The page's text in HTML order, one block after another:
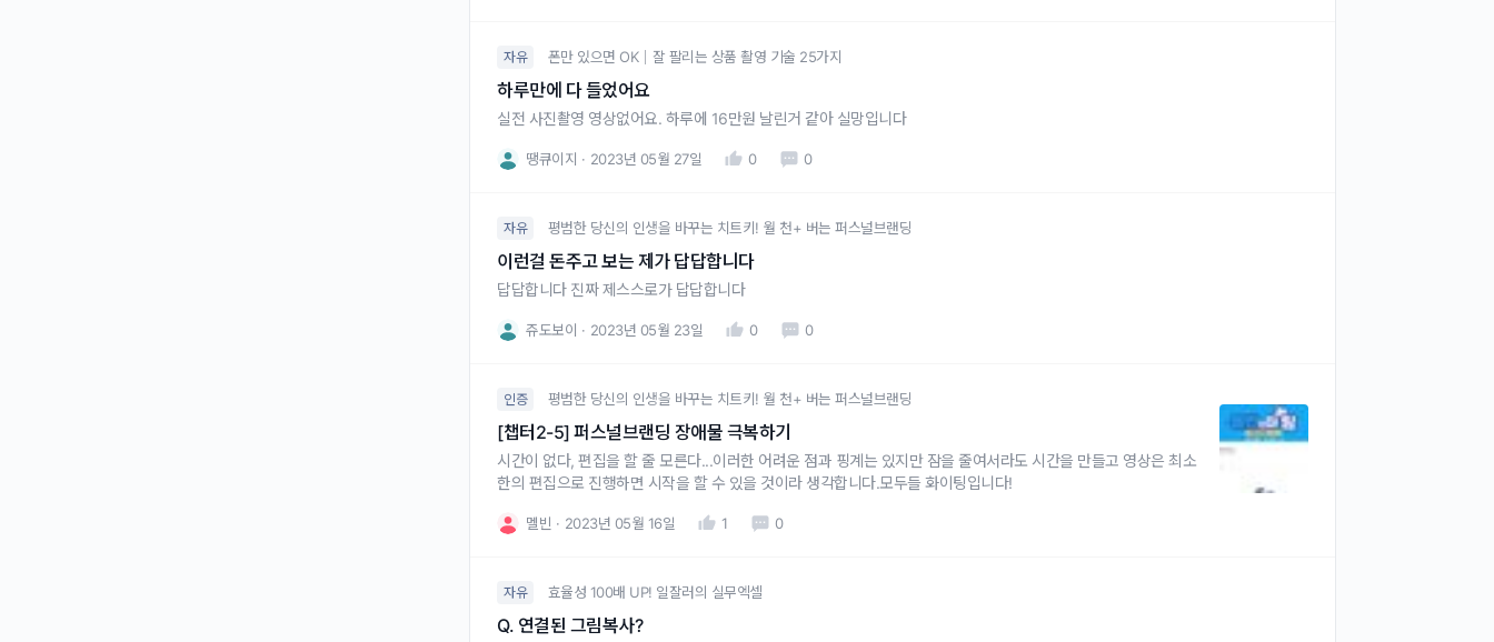
자유 폰만 있으면 OK｜잘 팔리는 상품 촬영 기술 25가지
하루만에 다 들었어요
실전 사진촬영 영상없어요. 하루에 16만원 날린거 같아 실망입니다
땡큐이지 2023년 05월 27일 0 0
자유 평범한 당신의 인생을 바꾸는 치트키! 월 천+ 버는 퍼스널브랜딩
이런걸 돈주고 보는 제가 답답합니다
답답합니다 진짜 제스스로가 답답합니다
쥬도보이 2023년 05월 23일 0 0
인증 평범한 당신의 인생을 바꾸는 치트키! 월 천+ 버는 퍼스널브랜딩
[챕터2-5] 퍼스널브랜딩 장애물 극복하기
시간이 없다, 편집을 할 줄 모른다...이러한 어려운 점과 핑계는 있지만 잠을 줄여서라도 시간을 만들고 영상은 최소
한의 편집으로 진행하면 시작을 할 수 있을 것이라 생각합니다.모두들 화이팅입니다!
멜빈 2023년 05월 16일 1 0
자유 효율성 100배 UP! 일잘러의 실무엑셀
Q. 연결된 그림복사?